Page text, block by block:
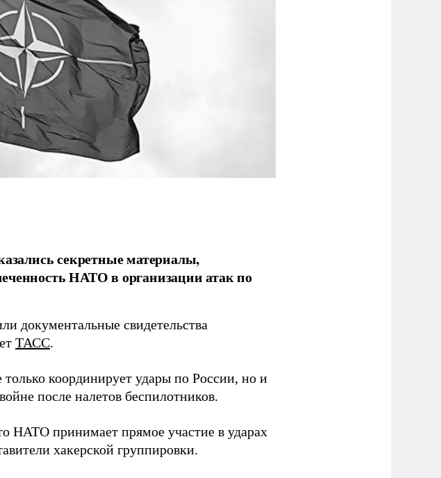
секретные материалы,
НАТО в организации атак по
документальные свидетельства
ТАСС.
координирует удары по России, но и
после налетов беспилотников.
НАТО принимает прямое участие в ударах
хакерской группировки.